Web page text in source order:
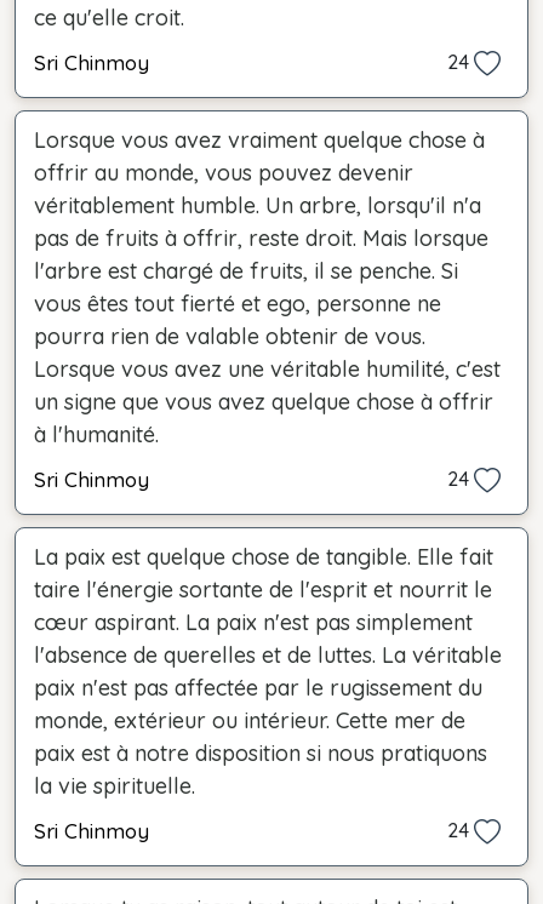
ce qu'elle croit.
Sri Chinmoy 24
Lorsque vous avez vraiment quelque chose à
offrir au monde, vous pouvez devenir
véritablement humble. Un arbre, lorsqu'il n'a
pas de fruits à offrir, reste droit. Mais lorsque
l'arbre est chargé de fruits, il se penche. Si
vous êtes tout fierté et ego, personne ne
pourra rien de valable obtenir de vous.
Lorsque vous avez une véritable humilité, c'est
un signe que vous avez quelque chose à offrir
à l'humanité.
Sri Chinmoy 24
La paix est quelque chose de tangible. Elle fait
taire l'énergie sortante de l'esprit et nourrit le
cœur aspirant. La paix n'est pas simplement
l'absence de querelles et de luttes. La véritable
paix n'est pas affectée par le rugissement du
monde, extérieur ou intérieur. Cette mer de
paix est à notre disposition si nous pratiquons
la vie spirituelle.
Sri Chinmoy 24